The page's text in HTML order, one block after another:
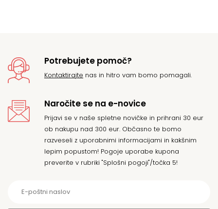
Potrebujete pomoč?
Kontaktirajte nas in hitro vam bomo pomagali.
Naročite se na e-novice
Prijavi se v naše spletne novičke in prihrani 30 eur
ob nakupu nad 300 eur. Občasno te bomo
razveseli z uporabnimi informacijami in kakšnim
lepim popustom! Pogoje uporabe kupona
preverite v rubriki "Splošni pogoji"/točka 5!